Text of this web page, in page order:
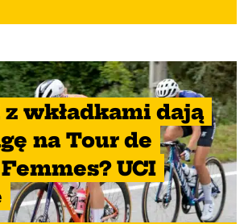
wkładkami dają
na Tour de
UCI